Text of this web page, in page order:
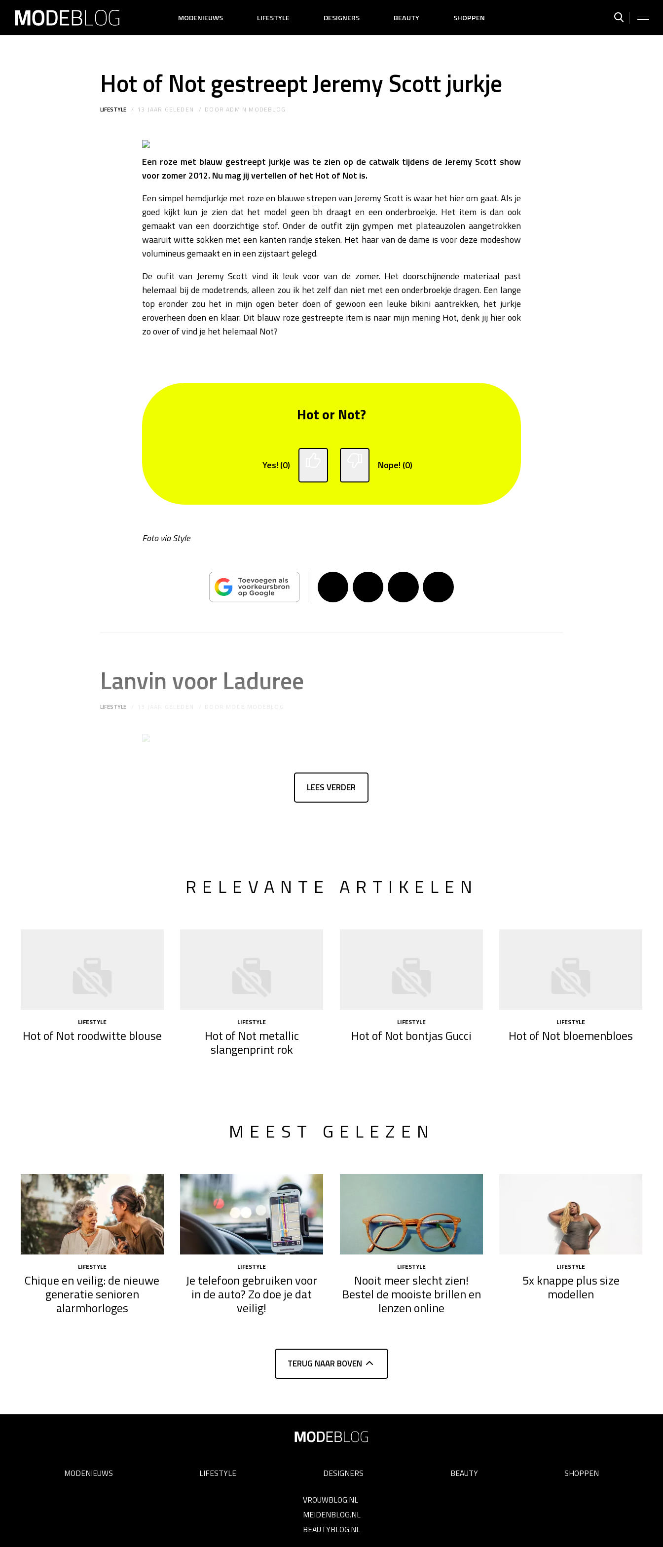
MODENIEUWS LIFESTYLE DESIGNERS BEAUTY SHOPPEN
Hot of Not gestreept Jeremy Scott jurkje
LIFESTYLE 13 JAAR GELEDEN DOORADMIN MODEBLOG
Een roze met blauw gestreept jurkje was te zien op de catwalk tijdens de Jeremy Scott show
voor zomer 2012. Nu mag jij vertellen of het Hot of Not is.
Een simpel hemdjurkje met roze en blauwe strepen van Jeremy Scott is waar het hier om gaat. Als je
goed kijkt kun je zien dat het model geen bh draagt en een onderbroekje. Het item is dan ook
gemaakt van een doorzichtige stof. Onder de outfit zijn gympen met plateauzolen aangetrokken
waaruit witte sokken met een kanten randje steken. Het haar van de dame is voor deze modeshow
volumineus gemaakt en in een zijstaart gelegd.
De oufit van Jeremy Scott vind ik leuk voor van de zomer. Het doorschijnende materiaal past
helemaal bij de modetrends, alleen zou ik het zelf dan niet met een onderbroekje dragen. Een lange
top eronder zou het in mijn ogen beter doen of gewoon een leuke bikini aantrekken, het jurkje
eroverheen doen en klaar. Dit blauw roze gestreepte item is naar mijn mening Hot, denk jij hier ook
zo over of vind je het helemaal Not?
Hot or Not?
Yes! (0) Nope! (0)
Foto via Style
Lanvin voor Laduree
LIFESTYLE 13 JAAR GELEDEN DOOR MODE MODEBLOG
LEES VERDER
RELEVANTE ARTIKELEN
LIFESTYLE
Hot of Not roodwitte blouse
LIFESTYLE
Hot of Not metallic
slangenprint rok
LIFESTYLE
Hot of Not bontjas Gucci
LIFESTYLE
Hot of Not bloemenbloes
MEEST GELEZEN
LIFESTYLE
Chique en veilig: de nieuwe
generatie senioren
alarmhorloges
LIFESTYLE
Je telefoon gebruiken voor
in de auto? Zo doe je dat
veilig!
LIFESTYLE
Nooit meer slecht zien!
Bestel de mooiste brillen en
lenzen online
LIFESTYLE
5x knappe plus size
modellen​
TERUG NAAR BOVEN
MODENIEUWS LIFESTYLE DESIGNERS BEAUTY SHOPPEN
VROUWBLOG.NL
MEIDENBLOG.NL
BEAUTYBLOG.NL